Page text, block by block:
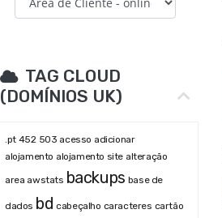
TAG CLOUD
(DOMÍNIOS UK)
.pt 452 503 acesso adicionar
alojamento alojamento site alteração
area awstats backups base de
dados bd cabeçalho caracteres cartão